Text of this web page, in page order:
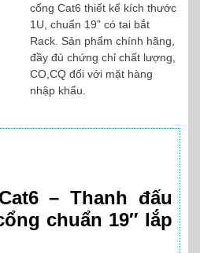
cổng Cat6 thiết kế kích thước
1U, chuẩn 19” có tai bắt
Rack. Sản phẩm chính hãng,
đầy đủ chứng chỉ chất lượng,
CO,CQ đối với mặt hàng
nhập khẩu.
– Thanh đấu
chuẩn 19″ lắp